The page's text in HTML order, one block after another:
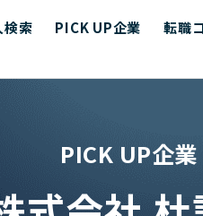
検索 PICK UP企業 転職
PICK UP企業